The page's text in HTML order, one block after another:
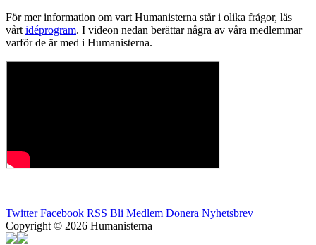
För mer information om vart Humanisterna står i olika frågor, läs
vårt idéprogram. I videon nedan berättar några av våra medlemmar
varför de är med i Humanisterna.
Twitter Facebook RSS Bli Medlem Donera Nyhetsbrev
Copyright © 2026 Humanisterna